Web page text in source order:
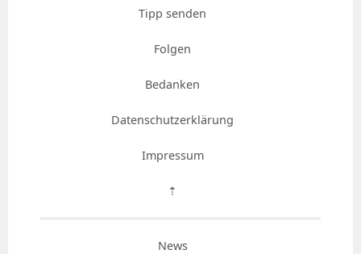
Tipp senden
Folgen
Bedanken
Datenschutzerklärung
Impressum
⇡
News